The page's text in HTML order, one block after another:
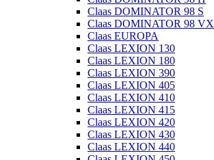
Claas DOMINATOR 98 S
Claas DOMINATOR 98 VX
Claas EUROPA
Claas LEXION 130
Claas LEXION 180
Claas LEXION 390
Claas LEXION 405
Claas LEXION 410
Claas LEXION 415
Claas LEXION 420
Claas LEXION 430
Claas LEXION 440